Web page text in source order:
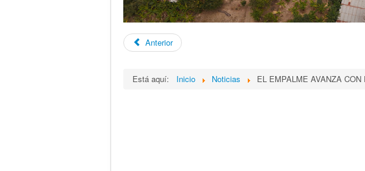
Anterior
Está aquí: Inicio Noticias EL EMPALME AVANZA